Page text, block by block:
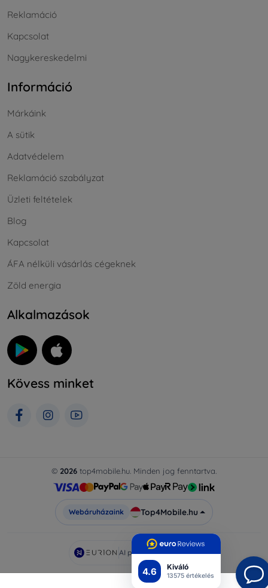
4.6 Kiváló
13575 értékelés
Reklamáció
Kapcsolat
Nagykereskedelmi
Információ
Márkáink
A sütik
Adatvédelem
Reklamáció szabályzat
Üzleti feltételek
Blog
Kapcsolat
ÁFA nélküli vásárlás cégeknek
Zöld energia
Alkalmazások
Kövess minket
© 2026 top4mobile.hu. Minden jog fenntartva.
Webáruházaink Top4Mobile.hu
AI powered byEurion